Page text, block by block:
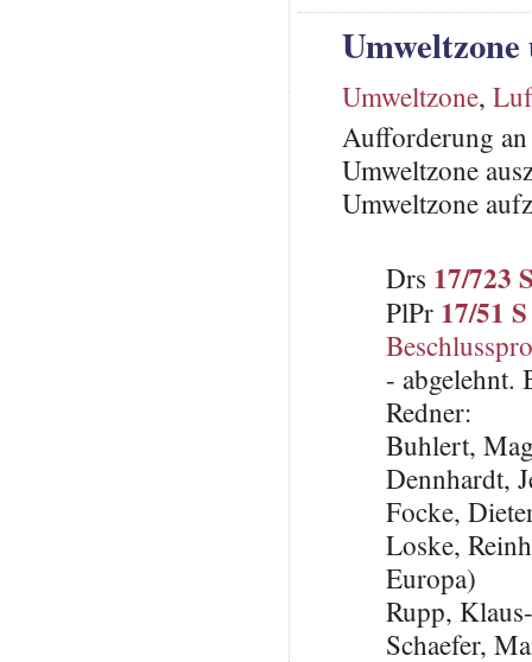
Umweltzone,
Aufforderung
Umweltzone
Umweltzone
Drs 17/723
PlPr 17/51 S
- abgelehnt.
Redner:
Buhlert,
Dennhardt,
Focke,
Loske,
Europa)
Rupp,
Schaefer,